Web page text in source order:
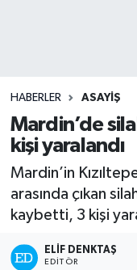
HABERLER ASAYIŞ
Mardin’de
kişi yaralandı
Mardin’in
arasında çıkan
kaybetti, 3 kişi
ELIF DENKTAŞ
EDITÖR
Magazin
Spor
Sağlık
Teknoloji
Turizm
Süper Lig
Tüm
Son Dakika
Haber Arşivi